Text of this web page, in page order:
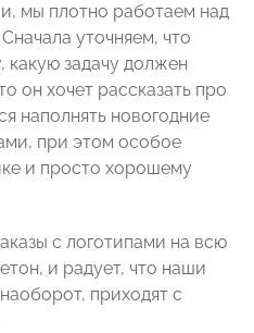
мы плотно работаем над
уточняем, что
какую задачу должен
он хочет рассказать про
наполнять новогодние
при этом особое
и просто хорошему
с логотипами на всю
и радует, что наши
приходят с